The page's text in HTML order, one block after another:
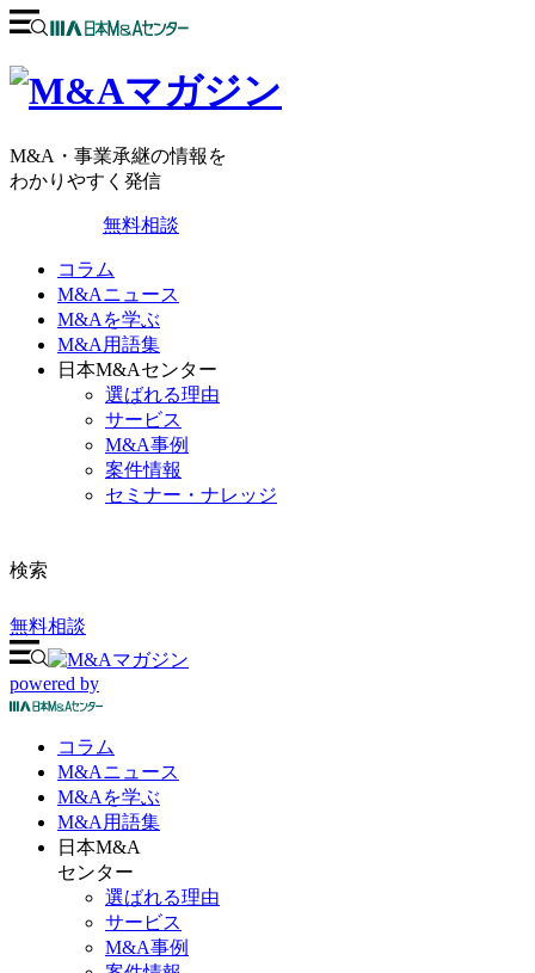
M&A・事業承継の情報を
わかりやすく発信
無料相談
コラム
M&Aニュース
M&Aを学ぶ
M&A用語集
日本M&Aセンター
選ばれる理由
サービス
M&A事例
案件情報
セミナー・ナレッジ
検索
無料相談
powered by
コラム
M&Aニュース
M&Aを学ぶ
M&A 用語集
日本M&A
センター
選ばれる理由
サービス
M&A事例